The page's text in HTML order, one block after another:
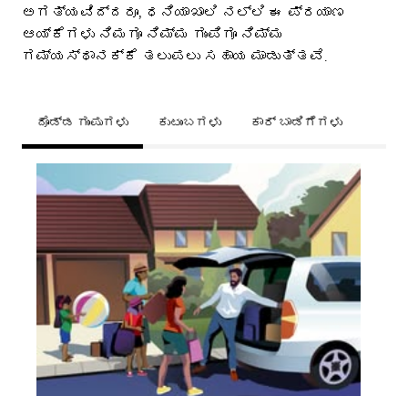
ಅಗತ್ಯವಿದ್ದರೂ, ಧನಿಯಾಖಾಲಿ ನಲ್ಲಿ ಈ ಪ್ರಯಾಣ
ಆಯ್ಕೆಗಳು ನಿಮಗೂ ನಿಮ್ಮ ಗುಂಪಿಗೂ ನಿಮ್ಮ
ಗಮ್ಯಸ್ಥಾನಕ್ಕೆ ತಲುಪಲು ಸಹಾಯ ಮಾಡುತ್ತವೆ.
ದೊಡ್ಡ ಗುಂಪುಗಳು ಕುಟುಂಬಗಳು ಕಾರ್ ಬಾಡಿಗೆಗಳು